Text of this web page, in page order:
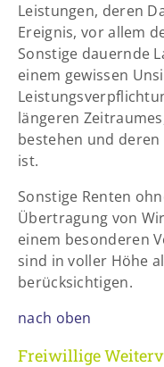
Leistungen, deren
Ereignis, vor allem
Sonstige dauernde
einem gewissen
längeren
bestehen und
ist.
Sonstige Renten
Übertragung von
einem besonderen
sind in voller Höhe
berücksichtigen.
nach oben
Freiwillige